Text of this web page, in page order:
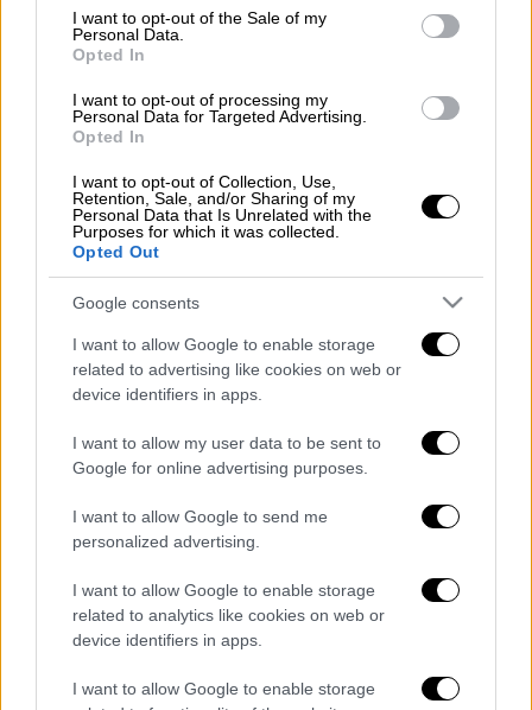
consent section.
I want to opt-out of the Sale of my
Personal Data.
Opted In
I want to opt-out of processing my
Personal Data for Targeted Advertising.
Opted In
I want to opt-out of Collection, Use,
Retention, Sale, and/or Sharing of my
Personal Data that Is Unrelated with the
Purposes for which it was collected.
Opted Out
Google consents
I want to allow Google to enable storage
related to advertising like cookies on web or
device identifiers in apps.
I want to allow my user data to be sent to
Google for online advertising purposes.
I want to allow Google to send me
personalized advertising.
I want to allow Google to enable storage
related to analytics like cookies on web or
device identifiers in apps.
I want to allow Google to enable storage
ΔΙΑΒΑΣΤΕ ΕΠΙΣΗΣ
Ελλάδα|16.06.2025 18:39
«Ατυχήματα συμβαίνουν»: «Δέχθηκα
απειλή γιατί κατηγόρησα τον
Μητσοτάκη», αποκαλύπτει η
Καρυστιανού
Ενημέρωση από την ΕΛ.ΑΣ.
Σύμφωνα λοιπόν με αστυνομικές πηγές:
1. Η καΚαρυστιανούτην 10/6/2025 μετέβη
σύμφωνα με την ίδια, της μεταφέρθηκαν
προφορικά από άνδρα, την 9/6/2025 κατά τη
συνάντησή της με 2 πρόσωπα, των οποίων τα
στοιχεία αρνήθηκε να δώσει κατά την
κατάθεση της στην ανωτέρω υπηρεσία,
2. Επιπλέον δεν έδωσε στοιχεία του